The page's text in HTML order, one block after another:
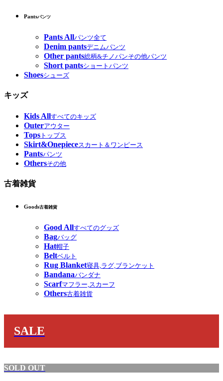
Pantsパンツ
Pants Allパンツ全て
Denim pantsデニムパンツ
Other pants総柄&チノパンその他パンツ
Short pantsショートパンツ
Shoesシューズ
キッズ
Kids Allすべてのキッズ
Outerアウター
Tops トップス
Skirt&Onepieceスカート＆ワンピース
Pantsパンツ
Othersその他
古着雑貨
Goods古着雑貨
Good Allすべてのグッズ
Bagバッグ
Hat帽子
Beltベルト
Rug Blanket寝具,ラグ,ブランケット
Bandanaバンダナ
Scarfマフラー,スカーフ
Others古着雑貨
SALE
SOLD OUT